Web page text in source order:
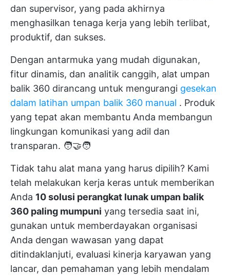
dan supervisor, yang pada akhirnya
menghasilkan tenaga kerja yang lebih terlibat,
produktif, dan sukses.
Dengan antarmuka yang mudah digunakan,
fitur dinamis, dan analitik canggih, alat umpan
balik 360 dirancang untuk mengurangi gesekan
dalam latihan umpan balik 360 manual . Produk
yang tepat akan membantu Anda membangun
lingkungan komunikasi yang adil dan
transparan. 🧑‍🤝‍🧑
Tidak tahu alat mana yang harus dipilih? Kami
telah melakukan kerja keras untuk memberikan
Anda 10 solusi perangkat lunak umpan balik
360 paling mumpuni yang tersedia saat ini,
gunakan untuk memberdayakan organisasi
Anda dengan wawasan yang dapat
ditindaklanjuti, evaluasi kinerja karyawan yang
lancar, dan pemahaman yang lebih mendalam